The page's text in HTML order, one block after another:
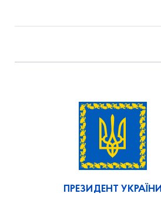
ПРЕЗИДЕНТ УКРАЇНИ